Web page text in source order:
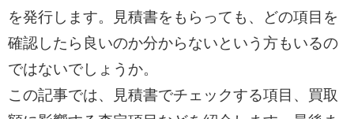
を発行します。見積書をもらっても、どの項目を
確認したら良いのか分からないという方もいるの
ではないでしょうか。
この記事では、見積書でチェックする項目、買取